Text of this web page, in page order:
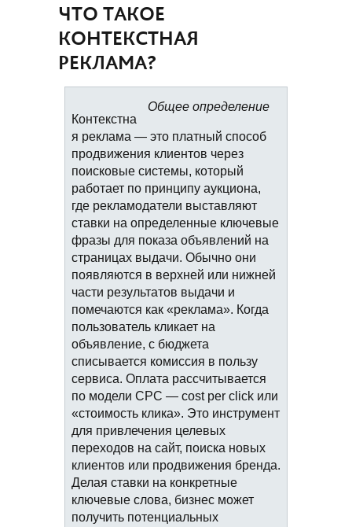
ЧТО ТАКОЕ
КОНТЕКСТНАЯ
РЕКЛАМА?
Общее определение
Контекстна
я реклама — это платный способ
продвижения клиентов через
поисковые системы, который
работает по принципу аукциона,
где рекламодатели выставляют
ставки на определенные ключевые
фразы для показа объявлений на
страницах выдачи. Обычно они
появляются в верхней или нижней
части результатов выдачи и
помечаются как «реклама». Когда
пользователь кликает на
объявление, с бюджета
списывается комиссия в пользу
сервиса. Оплата рассчитывается
по модели CPC — cost per click или
«стоимость клика». Это инструмент
для привлечения целевых
переходов на сайт, поиска новых
клиентов или продвижения бренда.
Делая ставки на конкретные
ключевые слова, бизнес может
получить потенциальных